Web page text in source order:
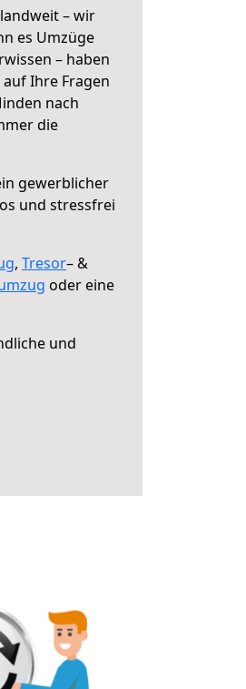
– wir
es Umzüge
– haben
Ihre Fragen
nach
die
gewerblicher
und stressfrei
, Tresor– &
oder eine
und